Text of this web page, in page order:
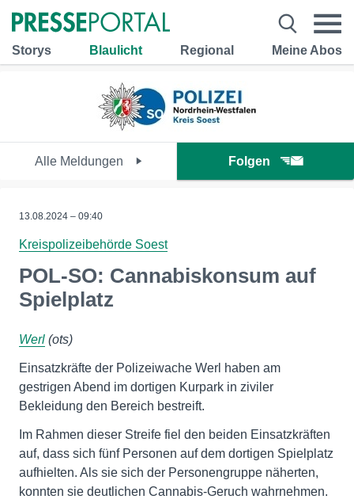
Storys Blaulicht Regional Meine Abos
Alle Meldungen Folgen
13.08.2024 – 09:40
Kreispolizeibehörde Soest
POL-SO: Cannabiskonsum auf
Spielplatz
Werl (ots)
Einsatzkräfte der Polizeiwache Werl haben am
gestrigen Abend im dortigen Kurpark in ziviler
Bekleidung den Bereich bestreift.
Im Rahmen dieser Streife fiel den beiden Einsatzkräften
auf, dass sich fünf Personen auf dem dortigen Spielplatz
aufhielten. Als sie sich der Personengruppe näherten,
konnten sie deutlichen Cannabis-Geruch wahrnehmen.